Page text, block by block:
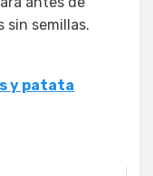
sin semillas.
y patata